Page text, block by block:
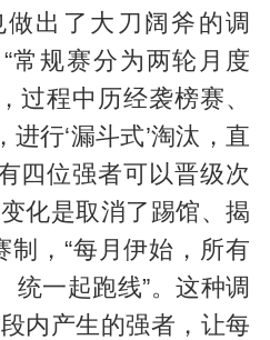
出了大刀阔斧的调
常规赛分为两轮月度
过程中历经袭榜赛、
行‘漏斗式’淘汰，直
四位强者可以晋级次
化是取消了踢馆、揭
制，“每月伊始，所有
统一起跑线”。这种调
内产生的强者，让每